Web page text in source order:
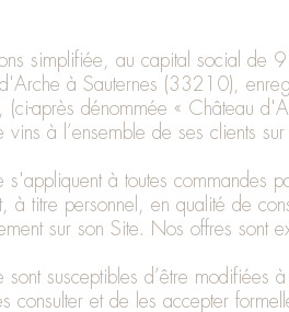
simplifiée, au capital social
à Sauternes (33210),
après dénommée « Château
à l’ensemble de ses clients sur
s'appliquent à toutes commandes
à titre personnel, en qualité de
sur son Site. Nos offres sont
susceptibles d’être modifiées
et de les accepter